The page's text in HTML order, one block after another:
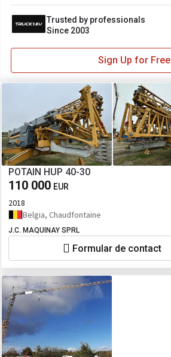
Trusted by professionals
Since 2003
Sign Up for Free
POTAIN HUP 40-30
110 000 EUR
2018
Belgia, Chaudfontaine
J.C. MAQUINAY SPRL
Formular de contact